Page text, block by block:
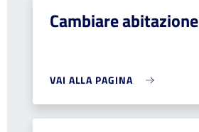
Cambiare abitazione
VAI ALLA PAGINA